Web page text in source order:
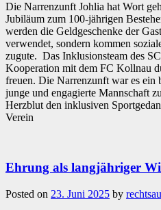
Die Narrenzunft Johlia hat Wort
Jubiläum zum 100-jährigen
werden die Geldgeschenke der
verwendet, sondern kommen
zugute. Das Inklusionsteam des
Kooperation mit dem FC Kollnau
freuen. Die Narrenzunft war es ein
junge und engagierte Mannschaft
Herzblut den inklusiven
Verein
Ehrung als langjähriger
Posted on 23. Juni 2025 by